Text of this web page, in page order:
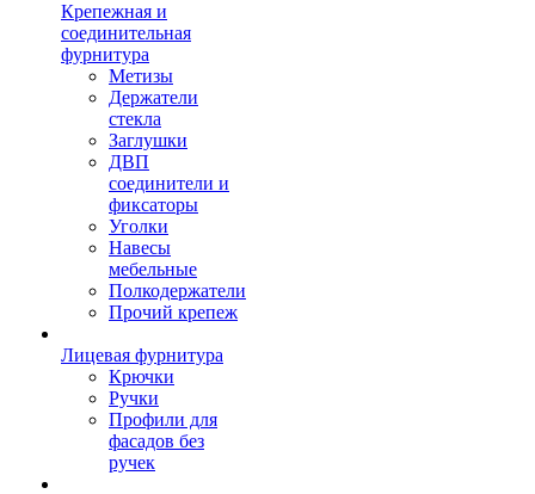
Крепежная и
соединительная
фурнитура
Метизы
Держатели
стекла
Заглушки
ДВП
соединители и
фиксаторы
Уголки
Навесы
мебельные
Полкодержатели
Прочий крепеж
Лицевая фурнитура
Крючки
Ручки
Профили для
фасадов без
ручек